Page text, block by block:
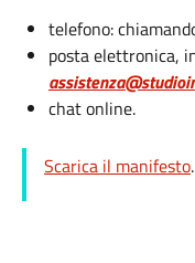
telefono:
posta elettronica,
chat online.
Scarica il manifesto.